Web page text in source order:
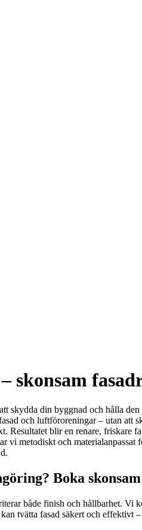
skonsam
skydda din byggnad och hålla
och luftföroreningar – utan
Resultatet blir en renare, friskare
vi metodiskt och
Boka
både finish och hållbarhet. Vi
tvätta fasad säkert och